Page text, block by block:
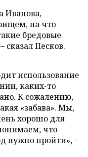
Иванова,
на что
бредовые
сказал Песков.
использование
каких-то
К сожалению,
«забава». Мы,
хорошо для
что
нужно пройти», –